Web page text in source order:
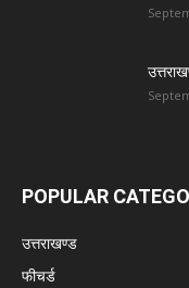
POPULAR
उत्तराखण्ड
फीचर्ड